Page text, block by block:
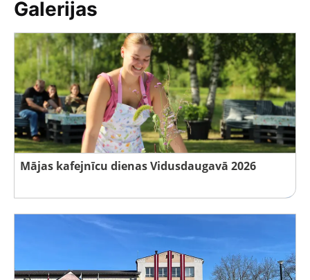
Galerijas
Mājas kafejnīcu dienas Vidusdaugavā 2026